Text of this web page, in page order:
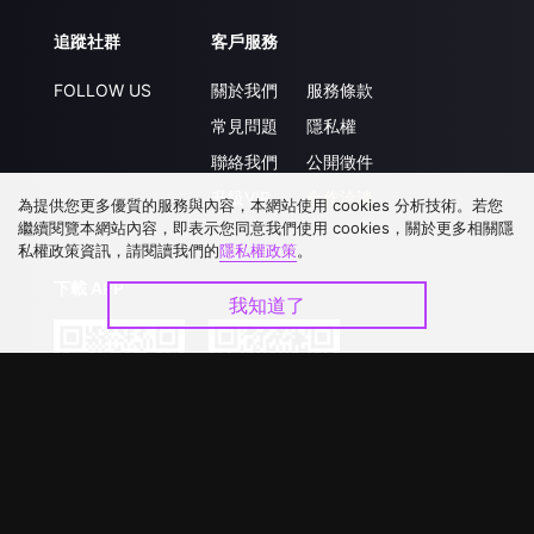
追蹤社群
FOLLOW US
客戶服務
關於我們
常見問題
聯絡我們
升級VIP
服務條款
隱私權
公開徵件
合作洽談
下載 APP
為提供您更多優質的服務與內容，本網站使用 cookies 分析技術。若您
繼續閱覽本網站內容，即表示您同意我們使用 cookies，關於更多相關隱
私權政策資訊，請閱讀我們的隱私權政策。
我知道了